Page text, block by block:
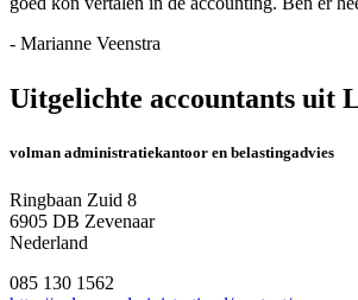
- Marianne Veenstra
Uitgelichte accountants uit
volman administratiekantoor en belastingadvies
Ringbaan Zuid 8
6905 DB Zevenaar
Nederland
085 130 1562